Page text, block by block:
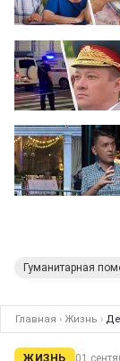
Гуманитарная
Главная › Жизнь ›